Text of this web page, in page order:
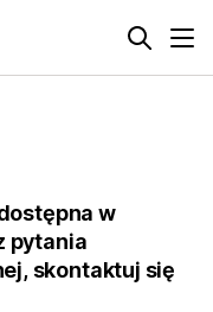
w
pytania
skontaktuj się